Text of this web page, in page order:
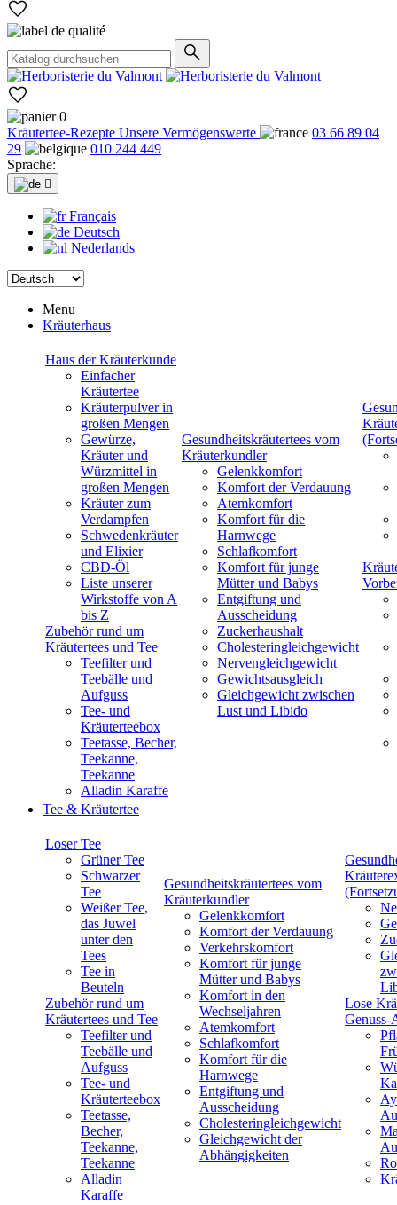
0
Kräutertee-Rezepte Unsere Vermögenswerte
03 66 89 04
29
010 244 449
Sprache:

Français
Deutsch
Nederlands
Menu
Kräuterhaus
Haus der Kräuterkunde
Einfacher
Kräutertee
Kräuterpulver in
großen Mengen
Gewürze,
Kräuter und
Würzmittel in
großen Mengen
Kräuter zum
Verdampfen
Schwedenkräuter
und Elixier
CBD-Öl
Liste unserer
Wirkstoffe von A
bis Z
Zubehör rund um
Kräutertees und Tee
Teefilter und
Teebälle und
Aufguss
Tee- und
Kräuterteebox
Teetasse, Becher,
Teekanne,
Teekanne
Alladin Karaffe
Gesundheitskräutertees vom
Kräuterkundler
Gelenkkomfort
Komfort der Verdauung
Atemkomfort
Komfort für die
Harnwege
Schlafkomfort
Komfort für junge
Mütter und Babys
Entgiftung und
Ausscheidung
Zuckerhaushalt
Cholesteringleichgewicht
Nervengleichgewicht
Gewichtsausgleich
Gleichgewicht zwischen
Lust und Libido
Tee & Kräutertee
Loser Tee
Grüner Tee
Schwarzer
Tee
Weißer Tee,
das Juwel
unter den
Tees
Tee in
Beuteln
Zubehör rund um
Kräutertees und Tee
Teefilter und
Teebälle und
Aufguss
Tee- und
Kräuterteebox
Teetasse,
Becher,
Teekanne,
Teekanne
Alladin
Karaffe
Gesundheitskräutertees vom
Kräuterkundler
Gelenkkomfort
Komfort der Verdauung
Verkehrskomfort
Komfort für junge
Mütter und Babys
Komfort in den
Wechseljahren
Atemkomfort
Schlafkomfort
Komfort für die
Harnwege
Entgiftung und
Ausscheidung
Cholesteringleichgewicht
Gleichgewicht der
Abhängigkeiten
Lose
Genuss-